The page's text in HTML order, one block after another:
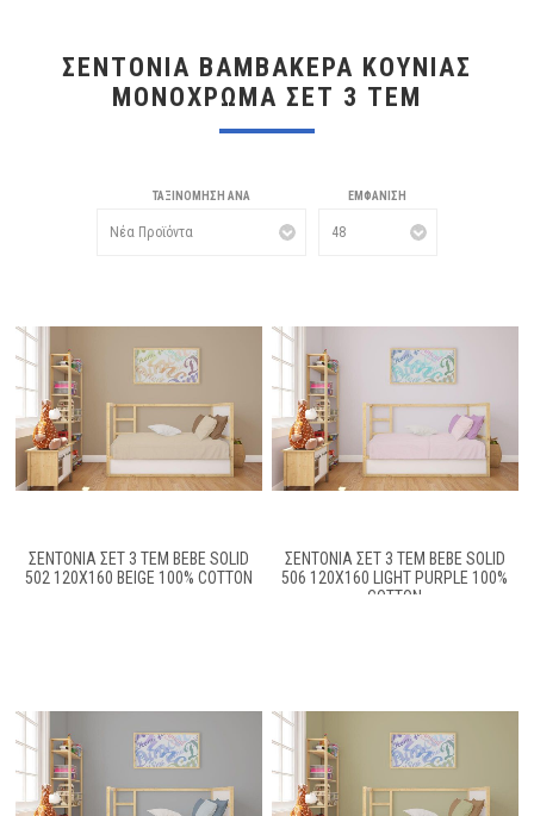
ΣΕΝΤΟΝΙΑ ΒΑΜΒΑΚΕΡΑ ΚΟΥΝΙΑΣ
ΜΟΝΟΧΡΩΜΑ ΣΕΤ 3 ΤΕΜ
ΤΑΞΙΝΌΜΗΣΗ ΑΝΆ ΕΜΦΆΝΙΣΗ
ΣΕΝΤΌΝΙΑ ΣΕΤ 3 ΤΕΜ BEBE SOLID
502 120X160 BEIGE 100% COTTON
ΣΕΝΤΌΝΙΑ ΣΕΤ 3 ΤΕΜ BEBE SOLID
506 120X160 LIGHT PURPLE 100%
COTTON